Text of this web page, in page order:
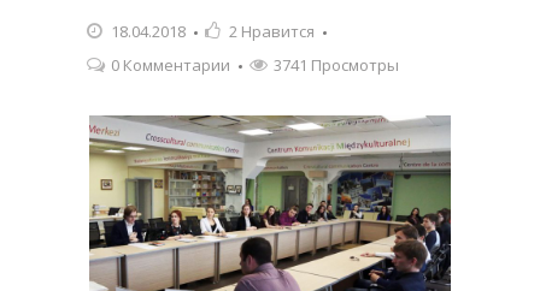
18.04.2018 2 Нравится
0 Комментарии
3741 Просмотры